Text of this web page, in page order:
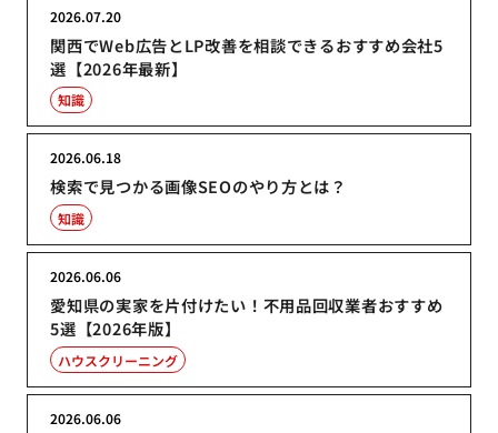
関西でWeb広告とLP改善を相談できるおすすめ会社5
選【2026年最新】
2026.07.20
知識
検索で見つかる画像SEOのやり方とは？
2026.06.18
知識
愛知県の実家を片付けたい！不用品回収業者おすすめ
5選【2026年版】
2026.06.06
ハウスクリーニング
2026.06.06